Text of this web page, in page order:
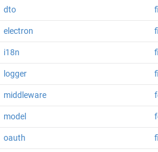
dto
electron
i18n
logger
middleware
model
oauth